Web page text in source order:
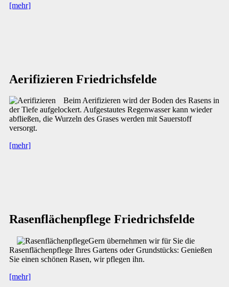
[mehr]
Aerifizieren Friedrichsfelde
Beim Aerifizieren wird der Boden des Rasens in
der Tiefe aufgelockert. Aufgestautes Regenwasser kann wieder
abfließen, die Wurzeln des Grases werden mit Sauerstoff
versorgt.
[mehr]
Rasenflächenpflege Friedrichsfelde
Gern übernehmen wir für Sie die
Rasenflächenpflege Ihres Gartens oder Grundstücks: Genießen
Sie einen schönen Rasen, wir pflegen ihn.
[mehr]